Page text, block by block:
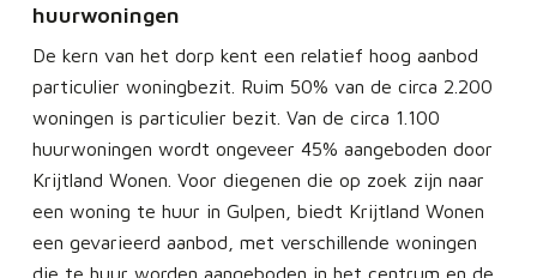
huurwoningen
De kern van het dorp kent een relatief hoog aanbod
particulier woningbezit. Ruim 50% van de circa 2.200
woningen is particulier bezit. Van de circa 1.100
huurwoningen wordt ongeveer 45% aangeboden door
Krijtland Wonen. Voor diegenen die op zoek zijn naar
een woning te huur in Gulpen, biedt Krijtland Wonen
een gevarieerd aanbod, met verschillende woningen
die te huur worden aangeboden in het centrum en de